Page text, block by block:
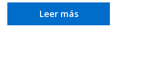
Leer más